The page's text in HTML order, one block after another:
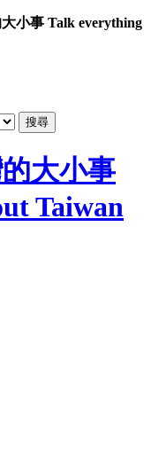
小事 Talk everything
大小事
Taiwan